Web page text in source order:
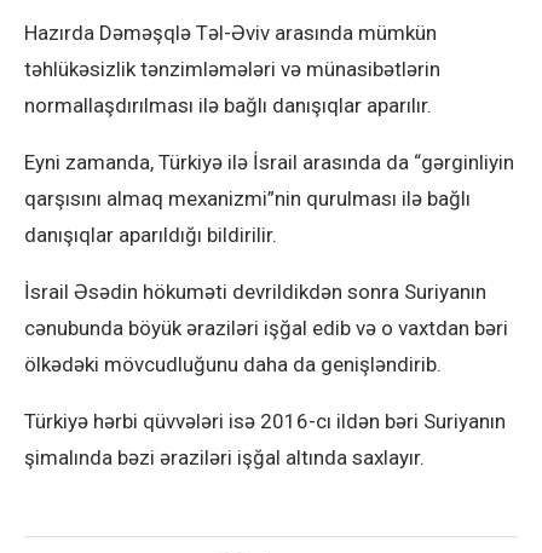
Hazırda Dəməşqlə Təl-Əviv arasında mümkün
təhlükəsizlik tənzimləmələri və münasibətlərin
normallaşdırılması ilə bağlı danışıqlar aparılır.
Eyni zamanda, Türkiyə ilə İsrail arasında da “gərginliyin
qarşısını almaq mexanizmi”nin qurulması ilə bağlı
danışıqlar aparıldığı bildirilir.
İsrail Əsədin hökuməti devrildikdən sonra Suriyanın
cənubunda böyük əraziləri işğal edib və o vaxtdan bəri
ölkədəki mövcudluğunu daha da genişləndirib.
Türkiyə hərbi qüvvələri isə 2016-cı ildən bəri Suriyanın
şimalında bəzi əraziləri işğal altında saxlayır.